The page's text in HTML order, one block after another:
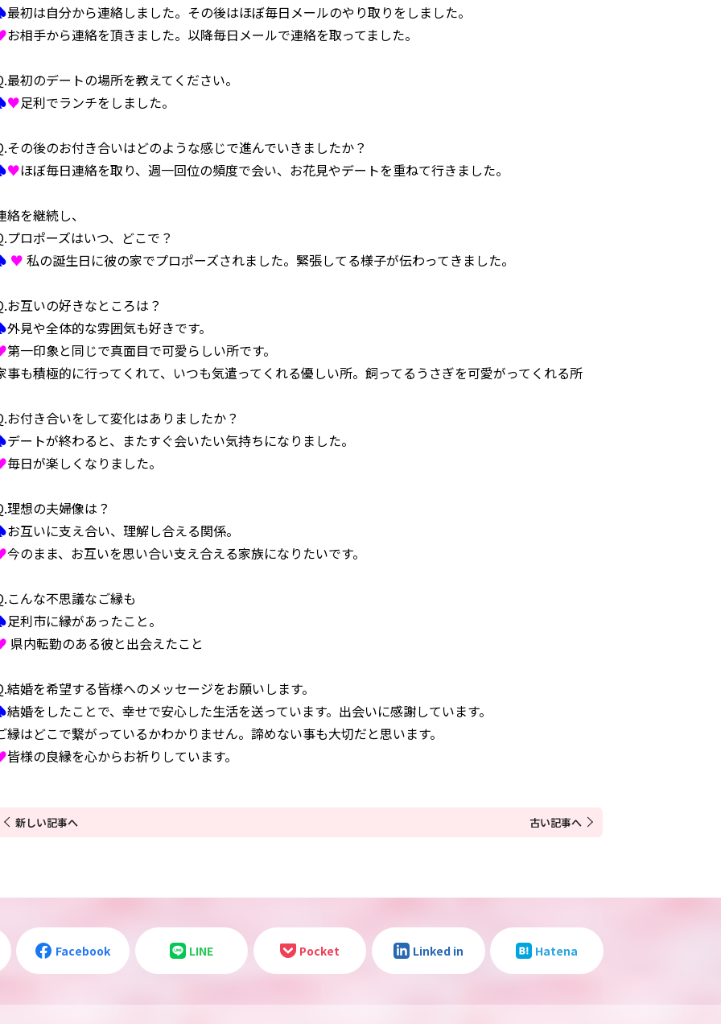
ス ◯お問い合わせ ◯プライバシーポリシー
最初は自分から連絡しました。その後はほぼ毎日メールのやり取りをしました。
お相手から連絡を頂きました。以降毎日メールで連絡を取ってました。
最初のデートの場所を教えてください。
♥足利でランチをしました。
その後のお付き合いはどのような感じで進んでいきましたか？
♥ほぼ毎日連絡を取り、週一回位の頻度で会い、お花見やデートを重ねて行きました。
絡を継続し、
プロポーズはいつ、どこで？
♥ 私の誕生日に彼の家でプロポーズされました。緊張してる様子が伝わってきました。
お互いの好きなところは？
外見や全体的な雰囲気も好きです。
第一印象と同じで真面目で可愛らしい所です。
事も積極的に行ってくれて、いつも気遣ってくれる優しい所。飼ってるうさぎを可愛がってくれる所
お付き合いをして変化はありましたか？
デートが終わると、またすぐ会いたい気持ちになりました。
毎日が楽しくなりました。
理想の夫婦像は？
お互いに支え合い、理解し合える関係。
今のまま、お互いを思い合い支え合える家族になりたいです。
こんな不思議なご縁も
足利市に縁があったこと。
県内転勤のある彼と出会えたこと
結婚を希望する皆様へのメッセージをお願いします。
結婚をしたことで、幸せで安心した生活を送っています。出会いに感謝しています。
縁はどこで繋がっているかわかりません。諦めない事も大切だと思います。
皆様の良縁を心からお祈りしています。
新しい記事へ 古い記事へ
Facebook LINE Pocket Linked in Hatena